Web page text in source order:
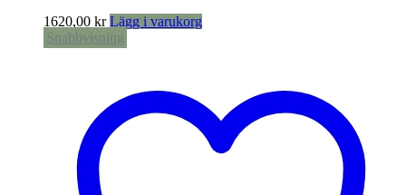
1620,00 kr Lägg i varukorg
Snabbvisning